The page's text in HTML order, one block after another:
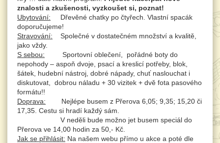
znalosti a zkušenosti, vyzkoušet si, poznat!
Ubytování: Dřevěné chatky po čtyřech. Vlastní spacák
doporučujeme!
Stravování: Společné v dostatečném množství a kvalitě,
jako vždy.
S sebou: Sportovní oblečení, pořádné boty do
nepohody – aspoň dvoje, psací a kreslicí potřeby, blok,
šátek, hudební nástroj, dobré nápady, chuť naslouchat i
diskutovat, dobrou náladu + 30 vizitek + dvě fota pasového
formátu!!
Doprava: Nejlépe busem z Přerova 6,05; 9,35; 15,20 či
17,35. Cestu si hradí každý sám.
V neděli bude možno jet busem speciál do
Přerova ve 14,00 hodin za 50,- Kč.
Jak se přihlásit: Na našem webu přímo u akce a poté dle